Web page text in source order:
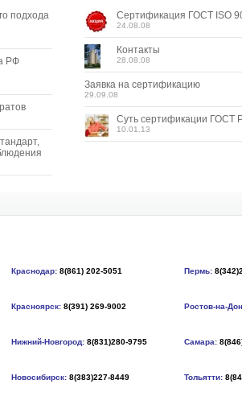
подхода
РФ
Сертификация ГОСТ ISO
24.08.08
Контакты
28.08.08
Заявка на сертификацию
29.09.08
Суть сертификации ГОСТ
10.01.13
Краснодар: 8(861) 202-5051 Пермь:
Красноярск: 8(391) 269-9002 Ростов-на-
Нижний-Новгород: 8(831)280-9795 Самара:
Новосибирск: 8(383)227-8449 Тольятти: